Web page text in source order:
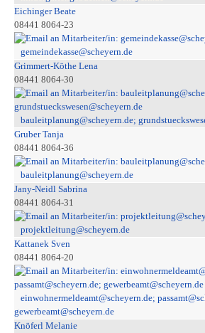
Eichinger Beate
08441 8064-23
gemeindekasse@scheyern.de
Grimmert-Köthe Lena
08441 8064-30
bauleitplanung@scheyern.de;
Gruber Tanja
08441 8064-36
bauleitplanung@scheyern.de
Jany-Neidl Sabrina
08441 8064-31
projektleitung@scheyern.de
Kattanek Sven
08441 8064-20
einwohnermeldeamt@scheyern.de;
gewerbeamt@scheyern.de
Knöferl Melanie